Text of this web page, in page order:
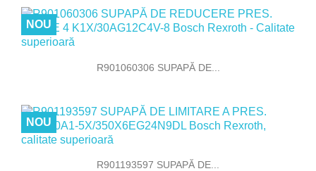
R901060306 SUPAPĂ DE...
NOU
R901193597 SUPAPĂ DE...
NOU